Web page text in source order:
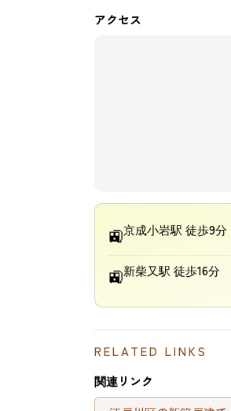
アクセス
🚉京成小岩駅 徒歩9分
🚉新柴又駅 徒歩16分
RELATED LINKS
関連リンク